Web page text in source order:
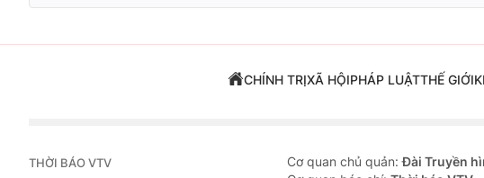
CHÍNH TRỊXÃ HỘIPHÁP LUẬTTHẾ GIỚI
THỜI BÁO VTV Cơ quan chủ quản:Đài Truyền